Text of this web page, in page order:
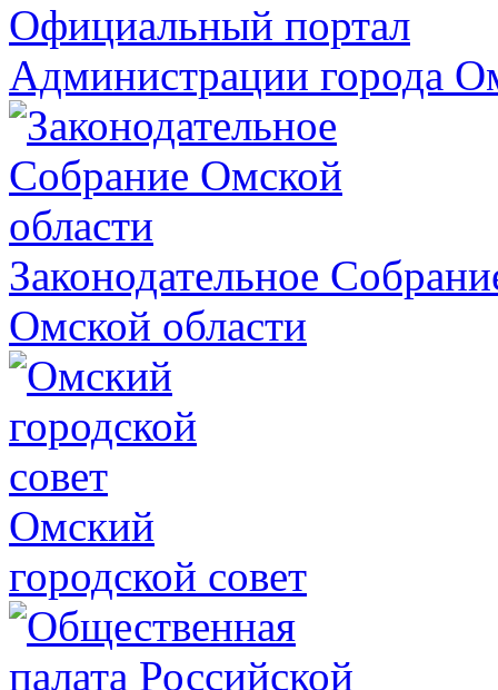
Официальный портал
Администрации города
Законодательное
Омской области
Омский
городской совет